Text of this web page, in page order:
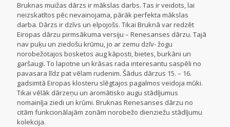
Bruknas muižas dārzs ir mākslas darbs. Tas ir veidots, lai
neizskatītos pēc nevainojama, pārāk perfekta mākslas
darba. Dārzs ir dzīvs un elpojošs. Tikai Bruknā var redzēt
Eiropas dārzu pirmsākuma versiju – Renesanses dārzu. Tajā
nav puķu un ziedošu krūmu, jo ar zemu dzīv- žogu
norobežotajos bosketos aug kāposti, bietes, burkāni un
garšaugi. To lapotne un krāsas rada interesantu saspēli no
pavasara līdz pat vēlam rudenim. Šādus dārzus 15. – 16.
gadsimtā Eiropas klosteru slēgtajos pagalmos veidoja mūki.
Tikai vēlāk dārzeņu un aromātisko augu stādījumus
nomainīja ziedi un krūmi. Bruknas Renesanses dārzu no
citām funkcionālajām zonām norobežo dienziežu stādījumu
kolekcija.